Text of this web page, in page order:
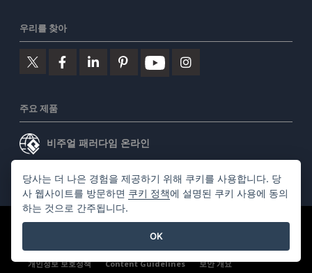
우리를 찾아
주요 제품
비주얼 패러다임 온라인
비주얼 패러다임 데스크톱
©2026 by Visual Paradigm. 모든 권리 보유.
개인정보 보호정책
Content Guidelines 보안 개요
당사는 더 나은 경험을 제공하기 위해 쿠키를 사용합니다. 당
사 웹사이트를 방문하면 쿠키 정책에 설명된 쿠키 사용에 동의
하는 것으로 간주됩니다.
OK